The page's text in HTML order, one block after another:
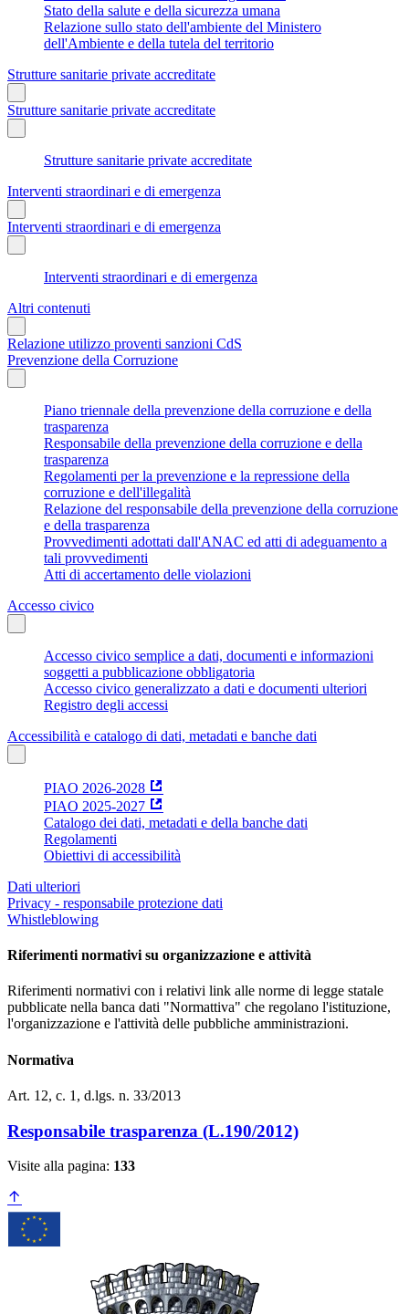
Stato della salute e della sicurezza umana
Relazione sullo stato dell'ambiente del Ministero
dell'Ambiente e della tutela del territorio
Strutture sanitarie private accreditate
Strutture sanitarie private accreditate
Strutture sanitarie private accreditate
Interventi straordinari e di emergenza
Interventi straordinari e di emergenza
Interventi straordinari e di emergenza
Altri contenuti
Relazione utilizzo proventi sanzioni CdS
Prevenzione della Corruzione
Piano triennale della prevenzione della corruzione e della
trasparenza
Responsabile della prevenzione della corruzione e della
trasparenza
Regolamenti per la prevenzione e la repressione della
corruzione e dell'illegalità
Relazione del responsabile della prevenzione della corruzione
e della trasparenza
Provvedimenti adottati dall'ANAC ed atti di adeguamento a
tali provvedimenti
Atti di accertamento delle violazioni
Accesso civico
Accesso civico semplice a dati, documenti e informazioni
soggetti a pubblicazione obbligatoria
Accesso civico generalizzato a dati e documenti ulteriori
Registro degli accessi
Accessibilità e catalogo di dati, metadati e banche dati
PIAO 2026-2028
PIAO 2025-2027
Catalogo dei dati, metadati e della banche dati
Regolamenti
Obiettivi di accessibilità
Dati ulteriori
Privacy - responsabile protezione dati
Whistleblowing
Riferimenti normativi su organizzazione e attività
Riferimenti normativi con i relativi link alle norme di legge statale
pubblicate nella banca dati "Normattiva" che regolano l'istituzione,
l'organizzazione e l'attività delle pubbliche amministrazioni.
Normativa
Art. 12, c. 1, d.lgs. n. 33/2013
Responsabile trasparenza (L.190/2012)
Visite alla pagina: 133